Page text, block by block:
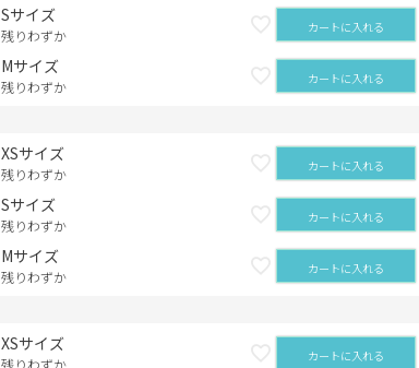
Sサイズ
残りわずか カートに入れる
Mサイズ
残りわずか カートに入れる
XSサイズ
残りわずか カートに入れる
Sサイズ
残りわずか カートに入れる
Mサイズ
残りわずか カートに入れる
XSサイズ
残りわずか カートに入れる